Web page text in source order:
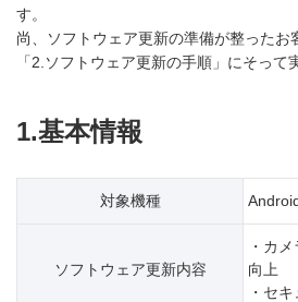
す。
尚、ソフトウェア更新の準備が整ったお
「2.ソフトウェア更新の手順」にそって
1.基本情報
対象機種
ソフトウェア更新内容
・カ
向上
・セ